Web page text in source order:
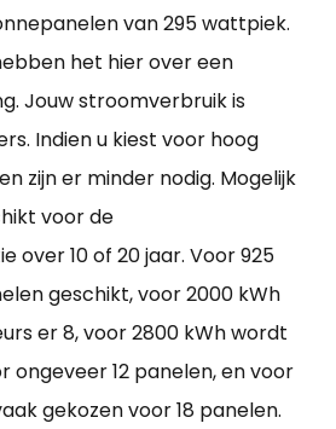
van 295 wattpiek.
het hier over een
Jouw stroomverbruik is
Indien u kiest voor hoog
zijn er minder nodig. Mogelijk
voor de
over 10 of 20 jaar. Voor 925
geschikt, voor 2000 kWh
er 8, voor 2800 kWh wordt
ongeveer 12 panelen, en voor
gekozen voor 18 panelen.